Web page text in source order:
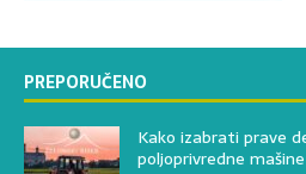
PREPORUČENO
Kako izabrati prave
poljoprivredne